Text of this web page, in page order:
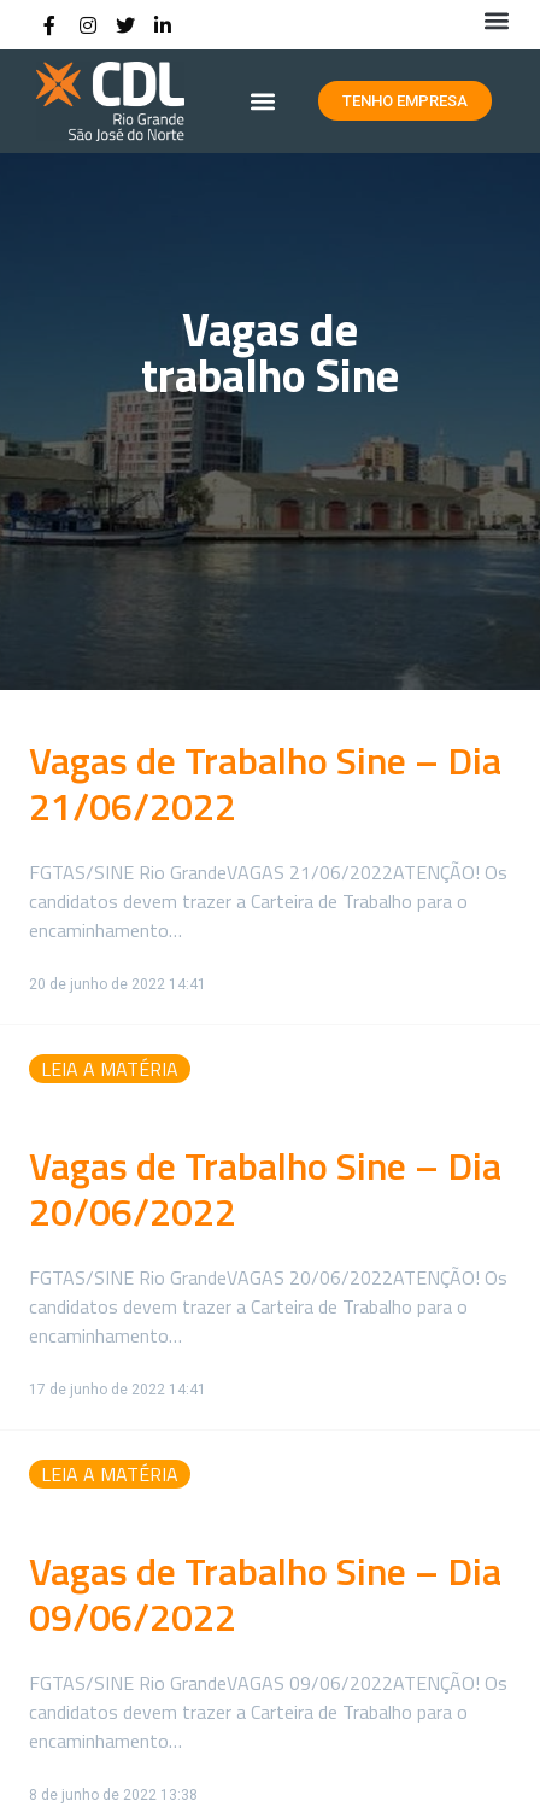
TENHO EMPRESA
Vagas de
trabalho Sine
Vagas de Trabalho Sine – Dia
21/06/2022
FGTAS/SINE Rio GrandeVAGAS 21/06/2022ATENÇÃO! Os
candidatos devem trazer a Carteira de Trabalho para o
encaminhamento…
20 de junho de 2022 14:41
LEIA A MATÉRIA
Vagas de Trabalho Sine – Dia
20/06/2022
FGTAS/SINE Rio GrandeVAGAS 20/06/2022ATENÇÃO! Os
candidatos devem trazer a Carteira de Trabalho para o
encaminhamento…
17 de junho de 2022 14:41
LEIA A MATÉRIA
Vagas de Trabalho Sine – Dia
09/06/2022
FGTAS/SINE Rio GrandeVAGAS 09/06/2022ATENÇÃO! Os
candidatos devem trazer a Carteira de Trabalho para o
encaminhamento…
8 de junho de 2022 13:38